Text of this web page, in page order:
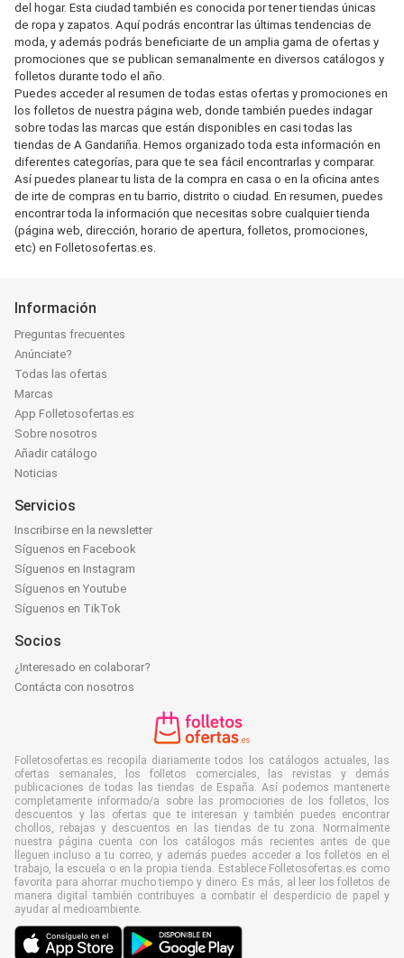
del hogar. Esta ciudad también es conocida por tener tiendas únicas
de ropa y zapatos. Aquí podrás encontrar las últimas tendencias de
moda, y además podrás beneficiarte de un amplia gama de ofertas y
promociones que se publican semanalmente en diversos catálogos y
folletos durante todo el año.
Puedes acceder al resumen de todas estas ofertas y promociones en
los folletos de nuestra página web, donde también puedes indagar
sobre todas las marcas que están disponibles en casi todas las
tiendas de A Gandariña. Hemos organizado toda esta información en
diferentes categorías, para que te sea fácil encontrarlas y comparar.
Así puedes planear tu lista de la compra en casa o en la oficina antes
de irte de compras en tu barrio, distrito o ciudad. En resumen, puedes
encontrar toda la información que necesitas sobre cualquier tienda
(página web, dirección, horario de apertura, folletos, promociones,
etc) en Folletosofertas.es.
Información
Preguntas frecuentes
Anúnciate?
Todas las ofertas
Marcas
App Folletosofertas.es
Sobre nosotros
Añadir catálogo
Noticias
Servicios
Inscribirse en la newsletter
Síguenos en Facebook
Síguenos en Instagram
Síguenos en Youtube
Síguenos en TikTok
Socios
¿Interesado en colaborar?
Contácta con nosotros
Folletosofertas.es recopila diariamente todos los catálogos actuales, las
ofertas semanales, los folletos comerciales, las revistas y demás
publicaciones de todas las tiendas de España. Así podemos mantenerte
completamente informado/a sobre las promociones de los folletos, los
descuentos y las ofertas que te interesan y también puedes encontrar
chollos, rebajas y descuentos en las tiendas de tu zona. Normalmente
nuestra página cuenta con los catálogos más recientes antes de que
lleguen incluso a tu correo, y además puedes acceder a los folletos en el
trabajo, la escuela o en la propia tienda. Establece Folletosofertas.es como
favorita para ahorrar mucho tiempo y dinero. Es más, al leer los folletos de
manera digital también contribuyes a combatir el desperdicio de papel y
ayudar al medioambiente.